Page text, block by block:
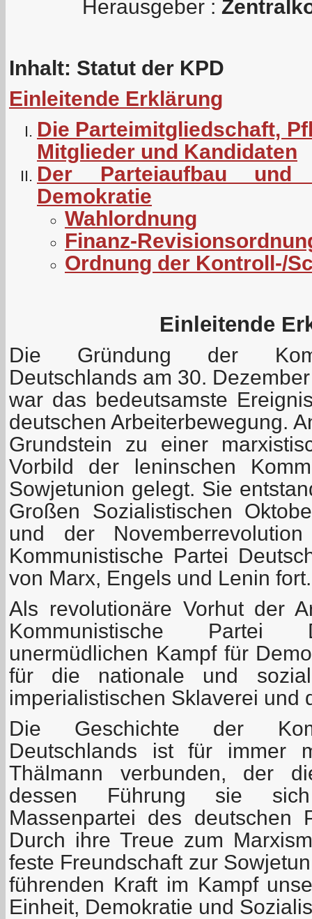
Herausgeber :
Inhalt: Statut der KPD
Einleitende Erklärung
Die Parteimitgliedschaft,
Mitglieder und Kandidaten
Der Parteiaufbau und
Demokratie
Wahlordnung
Finanz-
Ordnung der Kontroll-/
Einleitende
Die Gründung der
Deutschlands am 30.
war das bedeutsamste
deutschen Arbeiterbewegung.
Grundstein zu einer
Vorbild der leninschen
Sowjetunion gelegt. Sie
Großen Sozialistischen
und der
Kommunistische Partei
von Marx, Engels und Lenin fort.
Als revolutionäre Vorhut der
Kommunistische Partei
unermüdlichen Kampf für
für die nationale und
imperialistischen Sklaverei und
Die Geschichte der
Deutschlands ist für immer
Thälmann verbunden, der
dessen Führung sie
Massenpartei des deutschen
Durch ihre Treue zum
feste Freundschaft zur
führenden Kraft im Kampf
Einheit, Demokratie und